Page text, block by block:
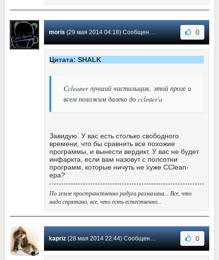
moris(29 мая 2014 04:18) Сообщение #4 0
Цитата: SHALK
Ccleaner лучший чистильщик, этой проге и
всем похожим далеко до ccleаer'a
Завидую. У вас есть столько свободного
времени, что бы сравнить все похожие
программы, и вынести вердикт. У вас не будет
инфаркта, если вам назовут с полсотни
программ, которые ничуть не хуже CClean-
ера?
По земле пространственно радуга размазана... Все, что
надо спрятано, все, что есть естественно...
kapriz(28 мая 2014 22:44) Сообщение #3 0